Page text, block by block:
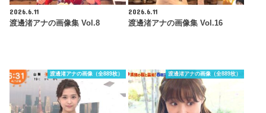
2026.6.11
渡邊渚アナの画像集 Vol.8
2026.6.11
渡邊渚アナの画像集 Vol.16
渡邊渚アナの画像（全889枚） 渡邊渚アナの画像（全889枚）